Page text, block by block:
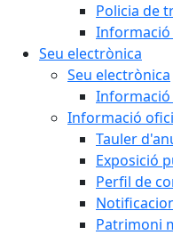
Policia de
Seu electrònica
Seu electrònica
Informació
Informació
Tauler
Exposició
Perfil de
Patrimoni